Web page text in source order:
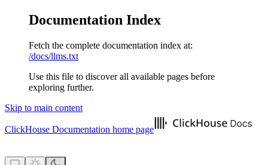
Documentation Index
Fetch the complete documentation index at:
/docs/llms.txt
Use this file to discover all available pages before
exploring further.
Skip to main content
ClickHouse Documentation home page